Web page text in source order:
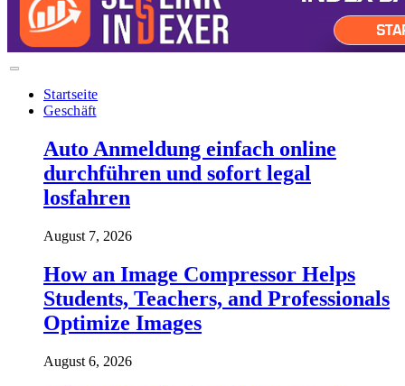
Startseite
Geschäft
Auto Anmeldung einfach online
durchführen und sofort legal
losfahren
August 7, 2026
How an Image Compressor Helps
Students, Teachers, and Professionals
Optimize Images
August 6, 2026